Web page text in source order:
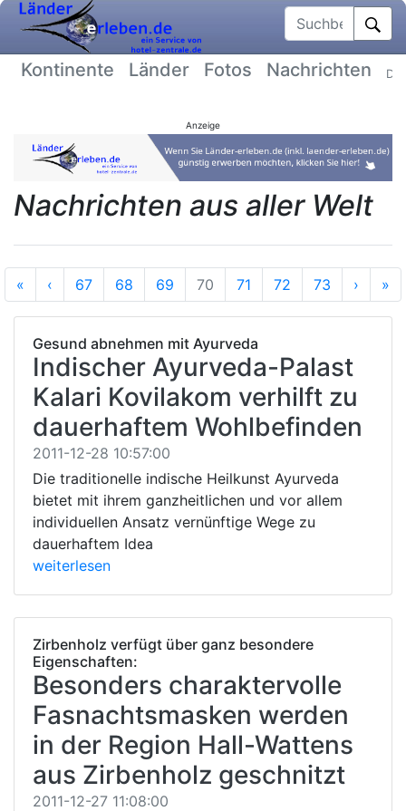
Suchbegriff
Kontinente Länder Fotos Nachrichten
Anzeige
Nachrichten aus aller Welt
« Anfang
‹ Vorherige
67 68 69 70 71 72 73 › »
Gesund abnehmen mit Ayurveda
Indischer Ayurveda-Palast
Kalari Kovilakom verhilft zu
dauerhaftem Wohlbefinden
2011-12-28 10:57:00
Die traditionelle indische Heilkunst Ayurveda
bietet mit ihrem ganzheitlichen und vor allem
individuellen Ansatz vernünftige Wege zu
dauerhaftem Idea
weiterlesen
Zirbenholz verfügt über ganz besondere
Eigenschaften:
Besonders charaktervolle
Fasnachtsmasken werden
in der Region Hall-Wattens
aus Zirbenholz geschnitzt
2011-12-27 11:08:00